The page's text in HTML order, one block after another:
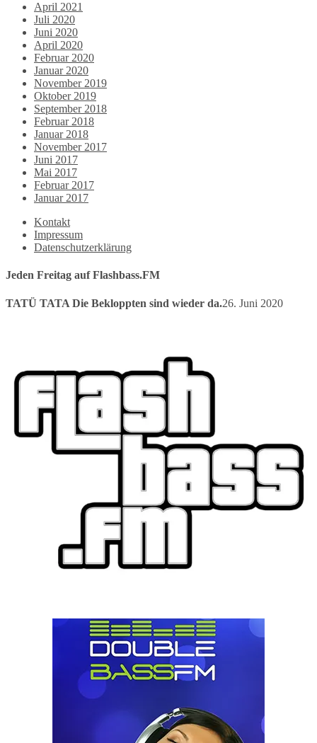
April 2021
Juli 2020
Juni 2020
April 2020
Februar 2020
Januar 2020
November 2019
Oktober 2019
September 2018
Februar 2018
Januar 2018
November 2017
Juni 2017
Mai 2017
Februar 2017
Januar 2017
Kontakt
Impressum
Datenschutzerklärung
Jeden Freitag auf Flashbass.FM
TATÜ TATA Die Bekloppten sind wieder da.26. Juni 2020